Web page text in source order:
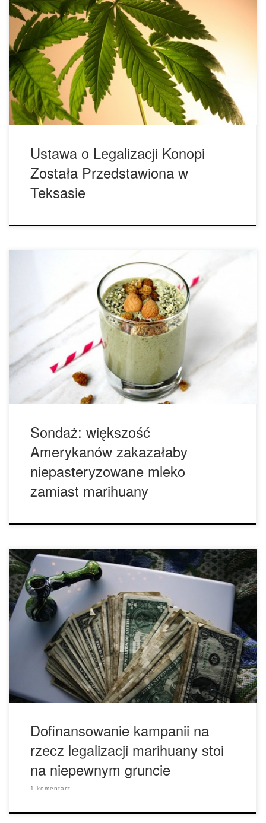
Nowa ustawa legalizacji konopi w Teksasie ma na celu
stworzenie systemu licencjonowania i regulacji dla
uprawianej handlowej i przemysłowej konopi. Ustawodawcy
przedstawili nową ustawę, która również opiera się na
legalizacji konopi. Reprezentowana przez Joe Fariasa
ustawa „pozwoliłaby na legalne rolnictwo, produkcję i
sprzedaż konopi przemysłowych w stanie, skutecznie
znosząc zakaz […]
Ustawa o Legalizacji Konopi
Została Przedstawiona w
Teksasie
Niedawne badania wykazały, że mniej niż polowa
wszystkich Amerykanów wybrałaby zakazanie marihuany – i
jest to mniejsza liczba niż tych, którzy zakazaliby sprzedaż
niepasteryzowanego mleka. Pokazał się jeszcze inny
krystalicznie wyraźny znak rosnącej popularności marihuany
w Stanach Zjednoczonych, tym razem poprzez ostatnie
badania. Właściwie, badanie dotyczyło żywności obywateli
amerykańskich. Włączenie […]
Sondaż: większość
Amerykanów zakazałaby
niepasteryzowane mleko
zamiast marihuany
Bogaci darczyńcy, którzy do tej pory finansowali większość
kampanii na rzecz legalizacji marihuany w Stanach
Zjednoczonych mogą się wycofać, jak pokazują nowe
raporty. Te wiadomości mogą być zaskoczeniem dla
przypadkowych obserwatorów – po tym wszystkim, kiedy
Oregon, Alaska i Dystrykt Kolumbii zalegalizowało
użytkowanie oraz posiadanie marihuany w celach
rekreacyjnych, co […]
Dofinansowanie kampanii na
rzecz legalizacji marihuany stoi
na niepewnym gruncie
1 komentarz